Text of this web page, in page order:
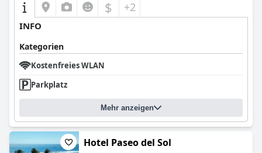
$ +2
INFO
Kategorien
Kostenfreies WLAN
Parkplatz
Mehr anzeigen
Hotel Paseo del Sol